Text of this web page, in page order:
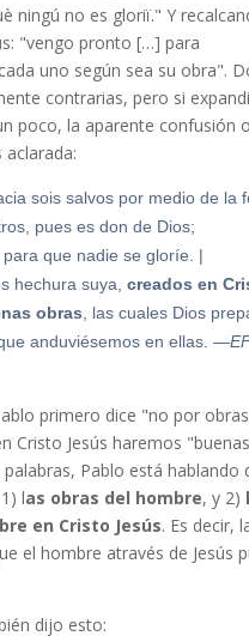
ningú no es gloriï." Y
"vengo pronto […] para
uno según sea su obra".
contrarias, pero si
poco, la aparente confusión o
sois salvos por medio de la
pues es don de Dios;
, para que nadie se gloríe.
|
hechura suya, creados en
obras , las cuales Dios
anduviésemos en ellas.
primero dice "no por
Cristo Jesús haremos "buenas
Pablo está hablando
las obras del hombre, y 2)
en Cristo Jesús. Es decir,
el hombre através de Jesús
dijo esto: